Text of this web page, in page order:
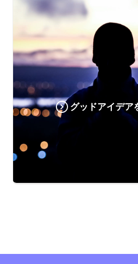
グッドアイデア